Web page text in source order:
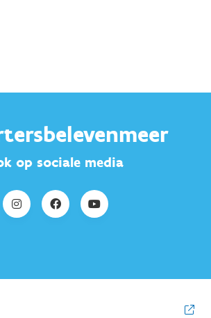
op sociale media